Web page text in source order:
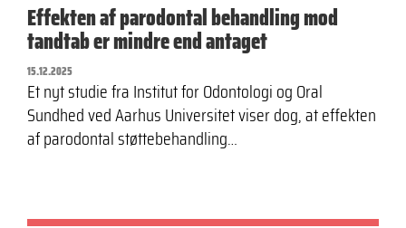
Effekten af parodontal behandling mod
tandtab er mindre end antaget
15.12.2025
Et nyt studie fra Institut for Odontologi og Oral
Sundhed ved Aarhus Universitet viser dog, at effekten
af parodontal støttebehandling…